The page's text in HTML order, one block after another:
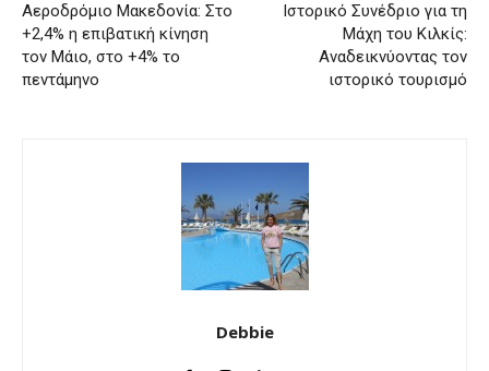
Αεροδρόμιο Μακεδονία: Στο
+2,4% η επιβατική κίνηση
τον Μάιο, στο +4% το
πεντάμηνο
Ιστορικό Συνέδριο για τη
Μάχη του Κιλκίς:
Αναδεικνύοντας τον
ιστορικό τουρισμό
Debbie